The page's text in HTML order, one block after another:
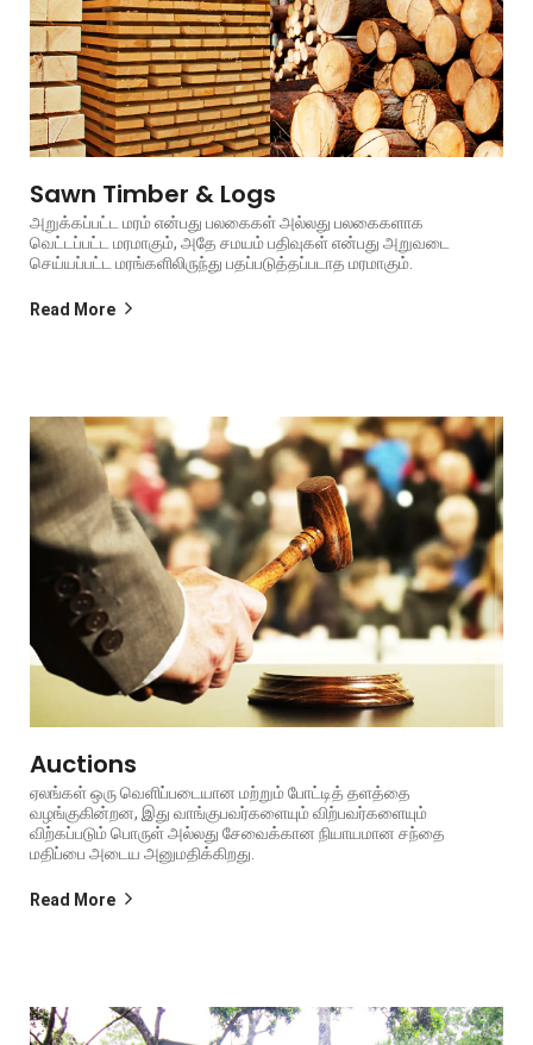
Sawn Timber & Logs
அறுக்கப்பட்ட மரம் என்பது பலகைகள் அல்லது பலகைகளாக
வெட்டப்பட்ட மரமாகும், அதே சமயம் பதிவுகள் என்பது அறுவடை
செய்யப்பட்ட மரங்களிலிருந்து பதப்படுத்தப்படாத மரமாகும்.
Read More
Auctions
ஏலங்கள் ஒரு வெளிப்படையான மற்றும் போட்டித் தளத்தை
வழங்குகின்றன, இது வாங்குபவர்களையும் விற்பவர்களையும்
விற்கப்படும் பொருள் அல்லது சேவைக்கான நியாயமான சந்தை
மதிப்பை அடைய அனுமதிக்கிறது.
Read More